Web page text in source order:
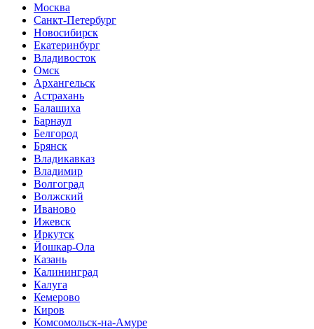
Москва
Санкт-Петербург
Новосибирск
Екатеринбург
Владивосток
Омск
Архангельск
Астрахань
Балашиха
Барнаул
Белгород
Брянск
Владикавказ
Владимир
Волгоград
Волжский
Иваново
Ижевск
Иркутск
Йошкар-Ола
Казань
Калининград
Калуга
Кемерово
Киров
Комсомольск-на-Амуре